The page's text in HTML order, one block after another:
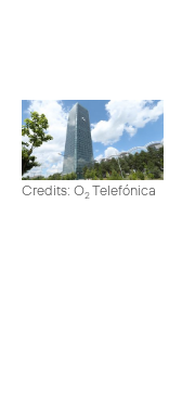
Credits: O2Telefónica